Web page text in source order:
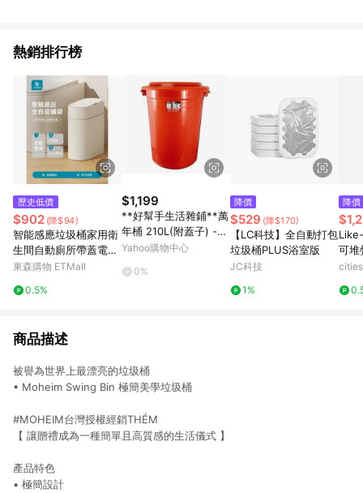
熱銷排行榜
歷史低價
$902 (降$94)
智能感應垃圾桶家用衛
生間自動廁所帶蓋電動
吸附鋪袋夾縫2025新
東森購物 ETMall
0.5%
$1,199
**好幫手生活雜鋪**萬
年桶 210L(附蓋子) ---
--儲水桶.營業用垃圾
Yahoo購物中心
0%
降價
$529 (降$170)
【LC科技】全自動打包
垃圾桶PLUS浴室版
JC科技
1%
降價
可堆
色
商品描述
被譽為世界上最漂亮的垃圾桶
• Moheim Swing Bin 極簡美學垃圾桶
#MOHEIM台灣授權經銷THÉM
【 讓贈禮成為一種簡單且高質感的生活儀式 】
產品特色
• 極簡設計